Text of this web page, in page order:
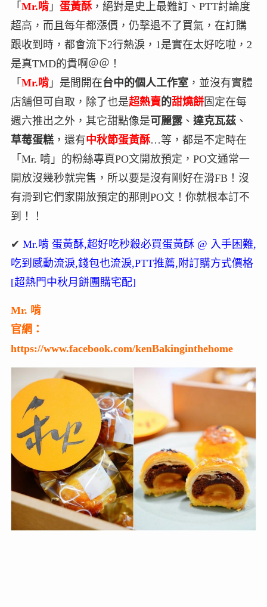
「 Mr.啃」 蛋黃酥，絕對是史上最難訂、PTT討論度
超高，而且每年都漲價，仍擊退不了買氣，在訂購
跟收到時，都會流下2行熱淚，1是實在太好吃啦，2
是真TMD的貴啊＠＠！
「 Mr.啃」是間開在台中的個人工作室，並沒有實體
店舖但可自取，除了也是超熱賣 的甜燒餅固定在每
週六推出之外，其它甜點像是可麗露、 達克瓦茲、
草莓蛋糕，還有中秋節蛋黃酥…等，都是不定時在
「Mr. 啃」的粉絲專頁PO文開放預定，PO文通常一
開放沒幾秒就完售，所以要是沒有剛好在滑FB！沒
有滑到它們家開放預定的那則PO文！你就根本訂不
到！！
✔ Mr.啃 蛋黃酥,超好吃秒殺必買蛋黃酥 @ 入手困難,
吃到感動流淚,錢包也流淚,PTT推薦,附訂購方式價格
[超熱門中秋月餅團購宅配]
Mr. 啃
官網：
https://www.facebook.com/kenBakinginthehome